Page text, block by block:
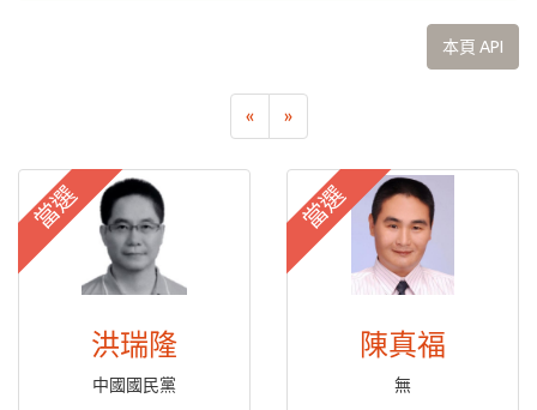
本頁 API
« »
當選
洪瑞隆
中國國民黨
當選
陳真福
無